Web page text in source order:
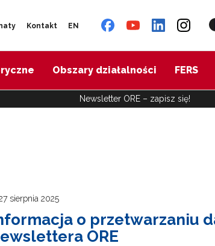
Kontakt EN
Obszary działalności FERS
Newsletter ORE – zapisz się!
sierpnia 2025
o przetwarzaniu
ORE